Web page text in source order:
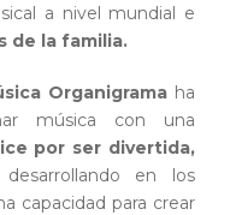
a nivel mundial e
de la familia.
Organigrama ha
música con una
por ser divertida,
en los
capacidad para crear